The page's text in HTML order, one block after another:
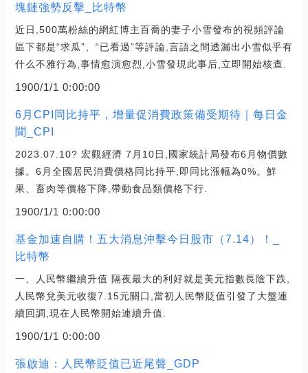
塊鏈強勢反擊_比特幣
近日,500萬粉絲的網紅博主百喬的妻子小雪發布的視頻評論
區下都是“求瓜”、“已看過”等評論,言語之間透漏出小雪似乎有
什么不雅行為,事情愈演愈烈,小雪發現此事后,立即開始核查.
1900/1/1 0:00:00
6月CPI同比持平，增量促消費政策備受期待｜每日金
聞_CPI
2023.07.10? 宏觀經濟 7月10日,國家統計局發布6月物價數
據。6月全國居民消費價格同比持平,即同比漲幅為0%。鮮
果、畜肉等價格下降,帶動食品類價格下行.
1900/1/1 0:00:00
基金加速自購！五大消息沖擊今日股市（7.14）！_
比特幣
一、人民幣繼續升值 隔夜最大的利好就是美元指數長陰下跌,
人民幣兌美元收復7.15元關口,當初人民幣貶值引發了大盤連
續回調,現在人民幣開始連續升值.
1900/1/1 0:00:00
張啟迪：人民幣貶值已近尾聲_GDP